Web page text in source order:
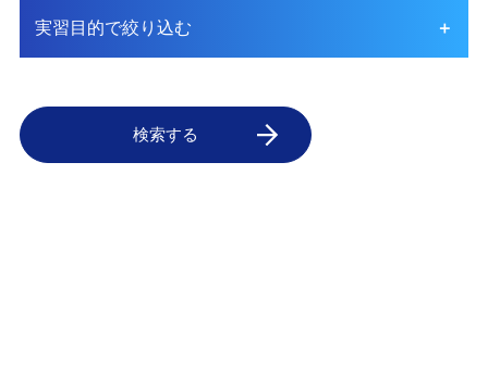
実習目的で絞り込む
検索する